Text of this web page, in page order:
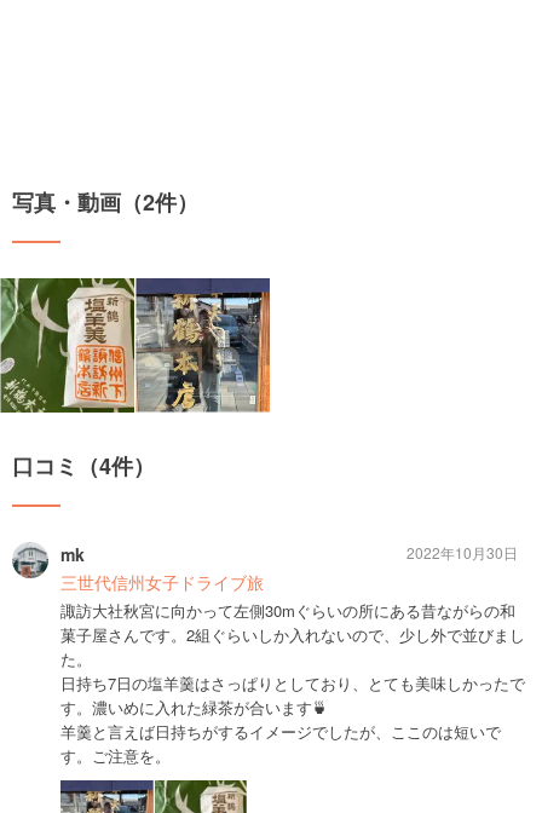
写真・動画（2件）
口コミ（4件）
mk
三世代信州女子ドライブ旅
諏訪大社秋宮に向かって左側30mぐらいの所にある昔ながらの和
菓子屋さんです。2組ぐらいしか入れないので、少し外で並びまし
た。
日持ち7日の塩羊羹はさっぱりとしており、とても美味しかったで
す。濃いめに入れた緑茶が合います🍵
羊羹と言えば日持ちがするイメージでしたが、ここのは短いで
す。ご注意を。
2022年10月30日